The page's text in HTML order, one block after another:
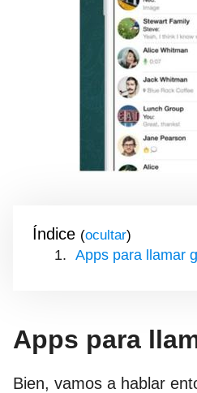
Índice ( )
Apps para llamar
Apps para
Bien, vamos a hablar